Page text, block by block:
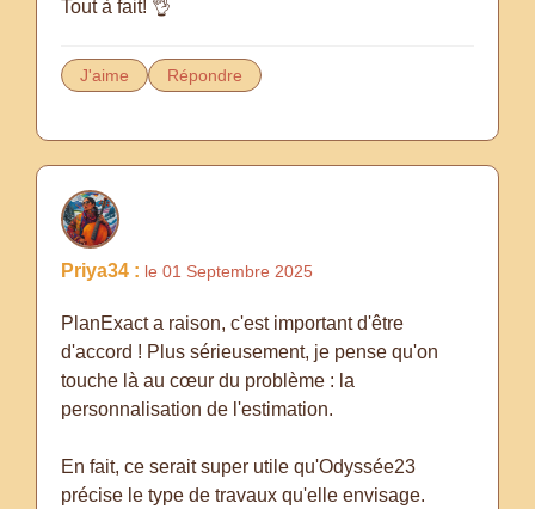
Tout à fait! 👌
J'aime Répondre
Priya34 : le 01 Septembre 2025
PlanExact a raison, c'est important d'être
d'accord ! Plus sérieusement, je pense qu'on
touche là au cœur du problème : la
personnalisation de l'estimation.
En fait, ce serait super utile qu'Odyssée23
précise le type de travaux qu'elle envisage.